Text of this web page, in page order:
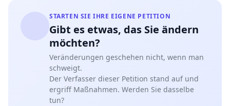
STARTEN SIE IHRE EIGENE PETITION
Gibt es etwas, das Sie ändern
möchten?
Veränderungen geschehen nicht, wenn man
schweigt.
Der Verfasser dieser Petition stand auf und
ergriff Maßnahmen. Werden Sie dasselbe
tun?